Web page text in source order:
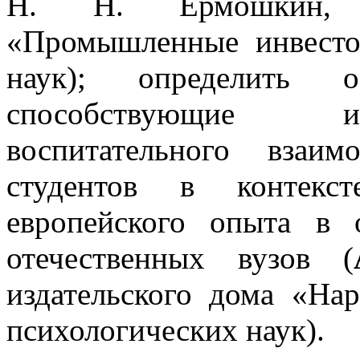
«Промышленные
наук); определить
способствующие
воспитательного
студентов в
европейского опыта в
отечественных вузов (
издательского дома
психологических наук).